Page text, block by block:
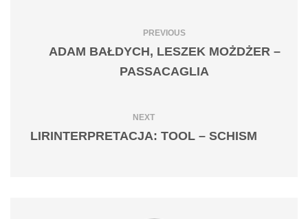
PREVIOUS
ADAM BAŁDYCH, LESZEK MOŻDŻER –
PASSACAGLIA
NEXT
LIRINTERPRETACJA: TOOL – SCHISM